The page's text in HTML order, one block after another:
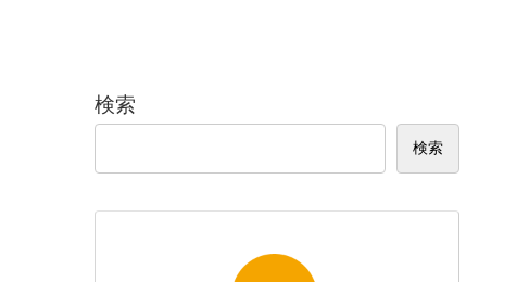
検索
検索